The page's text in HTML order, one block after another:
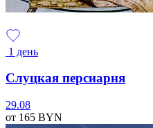
1 день
Слуцкая персиарня
29.08
от 165 BYN